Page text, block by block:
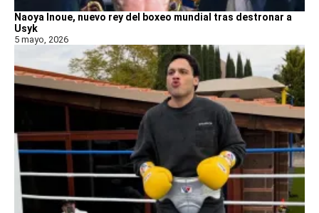
Naoya Inoue, nuevo rey del boxeo mundial tras destronar a
Usyk
5 mayo, 2026